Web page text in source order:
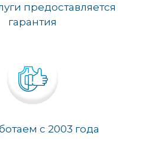
предоставляется
гарантия
с 2003 года